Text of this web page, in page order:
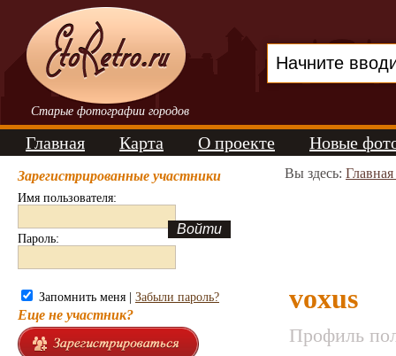
Старые фотографии городов
Главная Карта О проекте Новые
Зарегистрированные участники
Имя пользователя:
Пароль:
Запомнить меня | Забыли пароль?
Еще не участник?
Вы здесь:
voxus
Профиль